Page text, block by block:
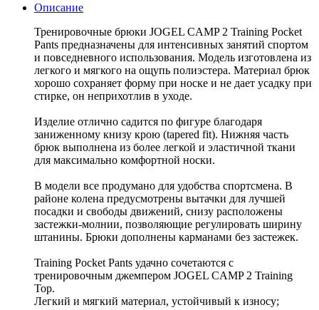
Описание
Тренировочные брюки JOGEL CAMP 2 Training Pocket
Pants предназначены для интенсивных занятий спортом
и повседневного использования. Модель изготовлена из
легкого и мягкого на ощупь полиэстера. Материал брюк
хорошо сохраняет форму при носке и не дает усадку при
стирке, он неприхотлив в уходе.
Изделие отлично садится по фигуре благодаря
заниженному книзу крою (tapered fit). Нижняя часть
брюк выполнена из более легкой и эластичной ткани
для максимально комфортной носки.
В модели все продумано для удобства спортсмена. В
районе колена предусмотрены вытачки для лучшей
посадки и свободы движений, снизу расположены
застежки-молнии, позволяющие регулировать ширину
штанины. Брюки дополнены карманами без застежек.
Training Pocket Pants удачно сочетаются с
тренировочным джемпером JOGEL CAMP 2 Training
Top.
Легкий и мягкий материал, устойчивый к износу;